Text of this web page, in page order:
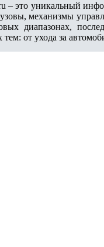
– это уникальный
механизмы
диапазонах,
от ухода за